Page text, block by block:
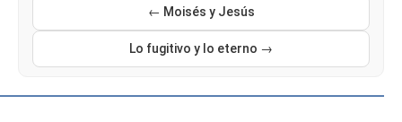
← Moisés y Jesús
Lo fugitivo y lo eterno →